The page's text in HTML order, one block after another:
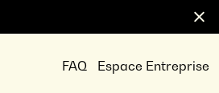
FAQ Espace Entreprise